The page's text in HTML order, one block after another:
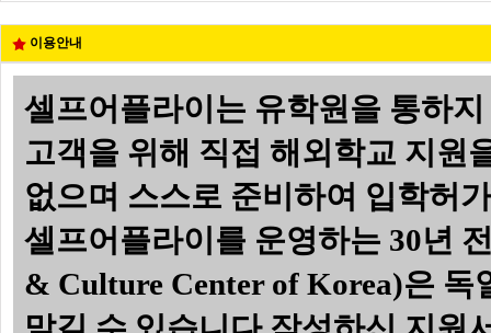
이용안내
셀프어플라이는 유학원을 통하
고객을 위해 직접 해외학교 지원
없으며 스스로 준비하여 입학허
셀프어플라이를 운영하는 30년
& Culture Center of Korea)은 독